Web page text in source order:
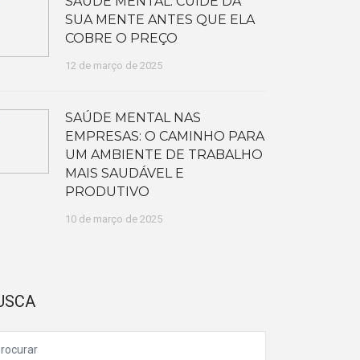
SUA MENTE ANTES QUE ELA
COBRE O PREÇO
12 de março de 2025
SAÚDE MENTAL NAS
EMPRESAS: O CAMINHO PARA
UM AMBIENTE DE TRABALHO
MAIS SAUDÁVEL E
PRODUTIVO
10 de março de 2025